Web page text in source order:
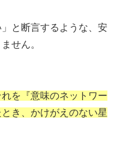
と断言するような、安
せん。
を『意味のネットワー
き、かけがえのない星